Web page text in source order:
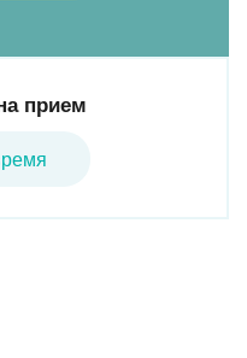
прием